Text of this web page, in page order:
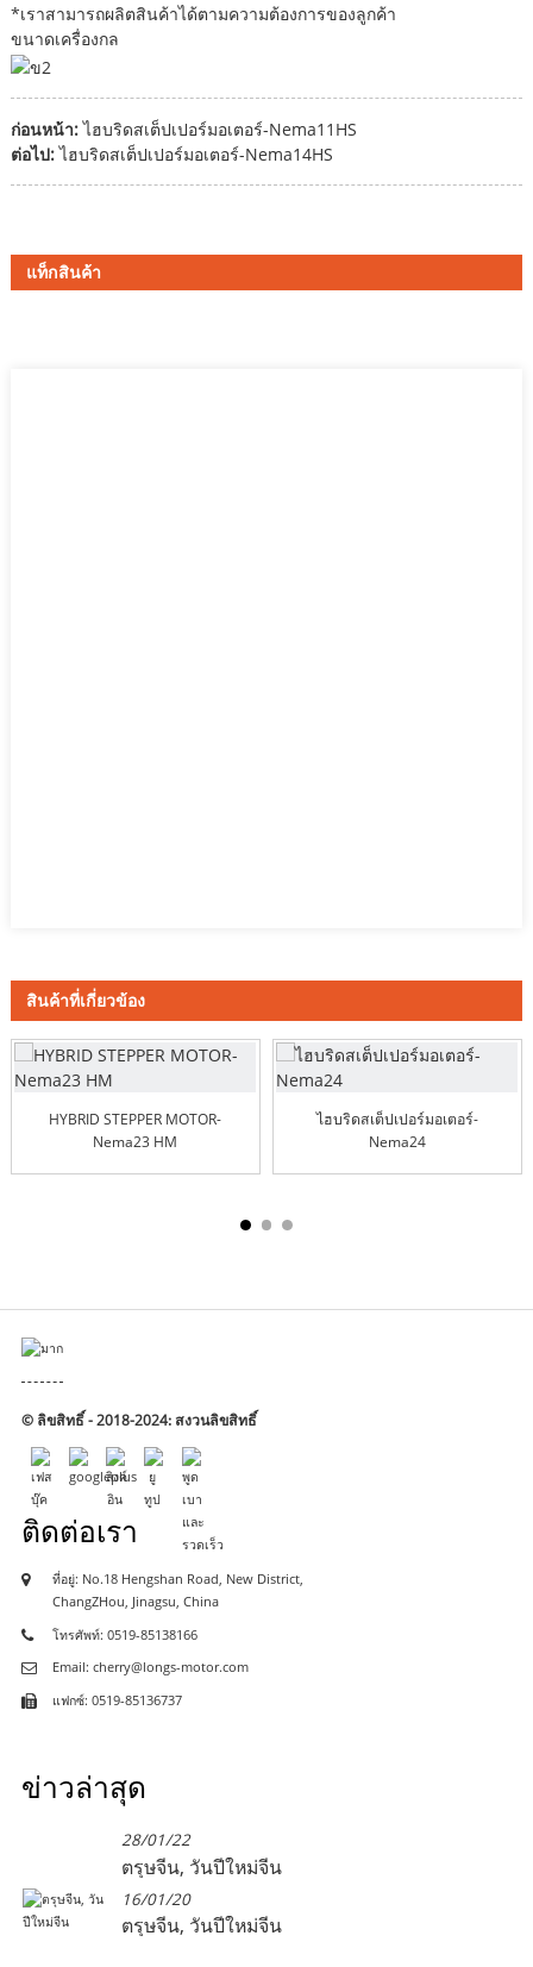
*เราสามารถผลิตสินค้าได้ตามความต้องการของลูกค้า
ขนาดเครื่องกล
ก่อนหน้า: ไฮบริดสเต็ปเปอร์มอเตอร์-Nema11HS
ต่อไป: ไฮบริดสเต็ปเปอร์มอเตอร์-Nema14HS
แท็กสินค้า
สินค้าที่เกี่ยวข้อง
HYBRID STEPPER MOTOR-
Nema23 HM
ไฮบริดสเต็ปเปอร์มอเตอร์-
Nema24
© ลิขสิทธิ์ - 2018-2024: สงวนลิขสิทธิ์
ติดต่อเรา
ที่อยู่: No.18 Hengshan Road, New District,
ChangZHou, Jinagsu, China
โทรศัพท์: 0519-85138166
Email: cherry@longs-motor.com
แฟกซ์: 0519-85136737
ข่าวล่าสุด
28/01/22
ตรุษจีน, วันปีใหม่จีน
16/01/20
ตรุษจีน, วันปีใหม่จีน